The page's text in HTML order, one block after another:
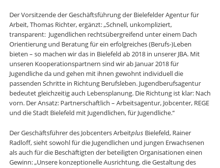
Der Vorsitzende der Geschäftsführung der Bielefelder Agentur für
Arbeit, Thomas Richter, ergänzt: „Schnell, unkompliziert,
transparent: Jugendlichen rechtsübergreifend unter einem Dach
Orientierung und Beratung für ein erfolgreiches (Berufs-)Leben
bieten – so machen wir das in Bielefeld ab 2018 in unserer JBA. Mit
unseren Kooperationspartnern sind wir ab Januar 2018 für
Jugendliche da und gehen mit ihnen gewohnt individuell die
passenden Schritte in Richtung Berufsleben. Jugendberufsagentur
bedeutet gleichzeitig auch Lebensplanung. Die Richtung ist klar: Nach
vorn. Der Ansatz: Partnerschaftlich – Arbeitsagentur, Jobcenter, REGE
und die Stadt Bielefeld mit Jugendlichen, für Jugendliche.“
Der Geschäftsführer des Jobcenters ArbeitplusBielefeld, Rainer
Radloff, sieht sowohl für die Jugendlichen und jungen Erwachsenen
als auch für die Beschäftigten der beteiligten Organisationen einen
Gewinn: „Unsere konzeptionelle Ausrichtung, die Gestaltung des